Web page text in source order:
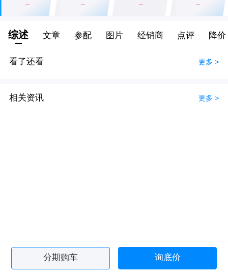
-- -- -- --
综述 文章 参配 图片 经销商 点评 降价
看了还看 更多 >
相关资讯 更多 >
分期购车 询底价